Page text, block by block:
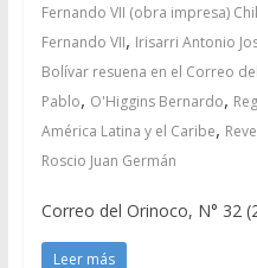
Fernando VII (obra impresa)
Fernando VII, Irisarri Antonio
Bolívar resuena en el Correo
Pablo, O'Higgins Bernardo,
América Latina y el Caribe,
Roscio Juan Germán
Correo del Orinoco, N° 32
Leer más